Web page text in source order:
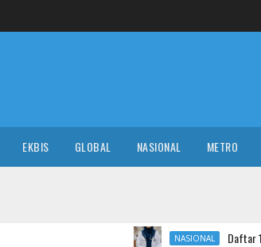
EKBIS GLOBAL NASIONAL METRO
NASIONAL Daftar 10 RS Tempat